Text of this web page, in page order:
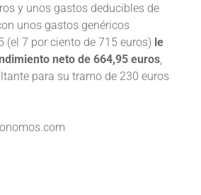
y unos gastos deducibles de
unos gastos genéricos
(el 7 por ciento de 715 euros) le
neto de 664,95 euros
para su tramo de 230 euros